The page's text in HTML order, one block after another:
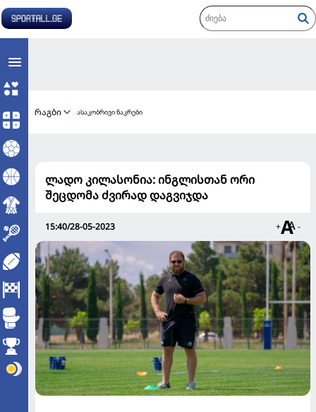
რაგბი ასაკობრივი ნაკრები
ლადო კილასონია: ინგლისთან ორი
შეცდომა ძვირად დაგვიჯდა
15:40/28-05-2023 + -